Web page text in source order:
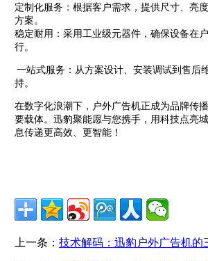
定制化服务：根据客户需求，提供尺寸、亮
方案。
稳定耐用：采用工业级元器件，确保设备在
行。
一站式服务：从方案设计、安装调试到售后
持。
在数字化浪潮下，户外广告机正成为品牌传
要载体。迅豹聚能愿与您携手，用科技点亮
息传递更高效、更智能！
上一条： 技术解码：迅豹户外广告机的